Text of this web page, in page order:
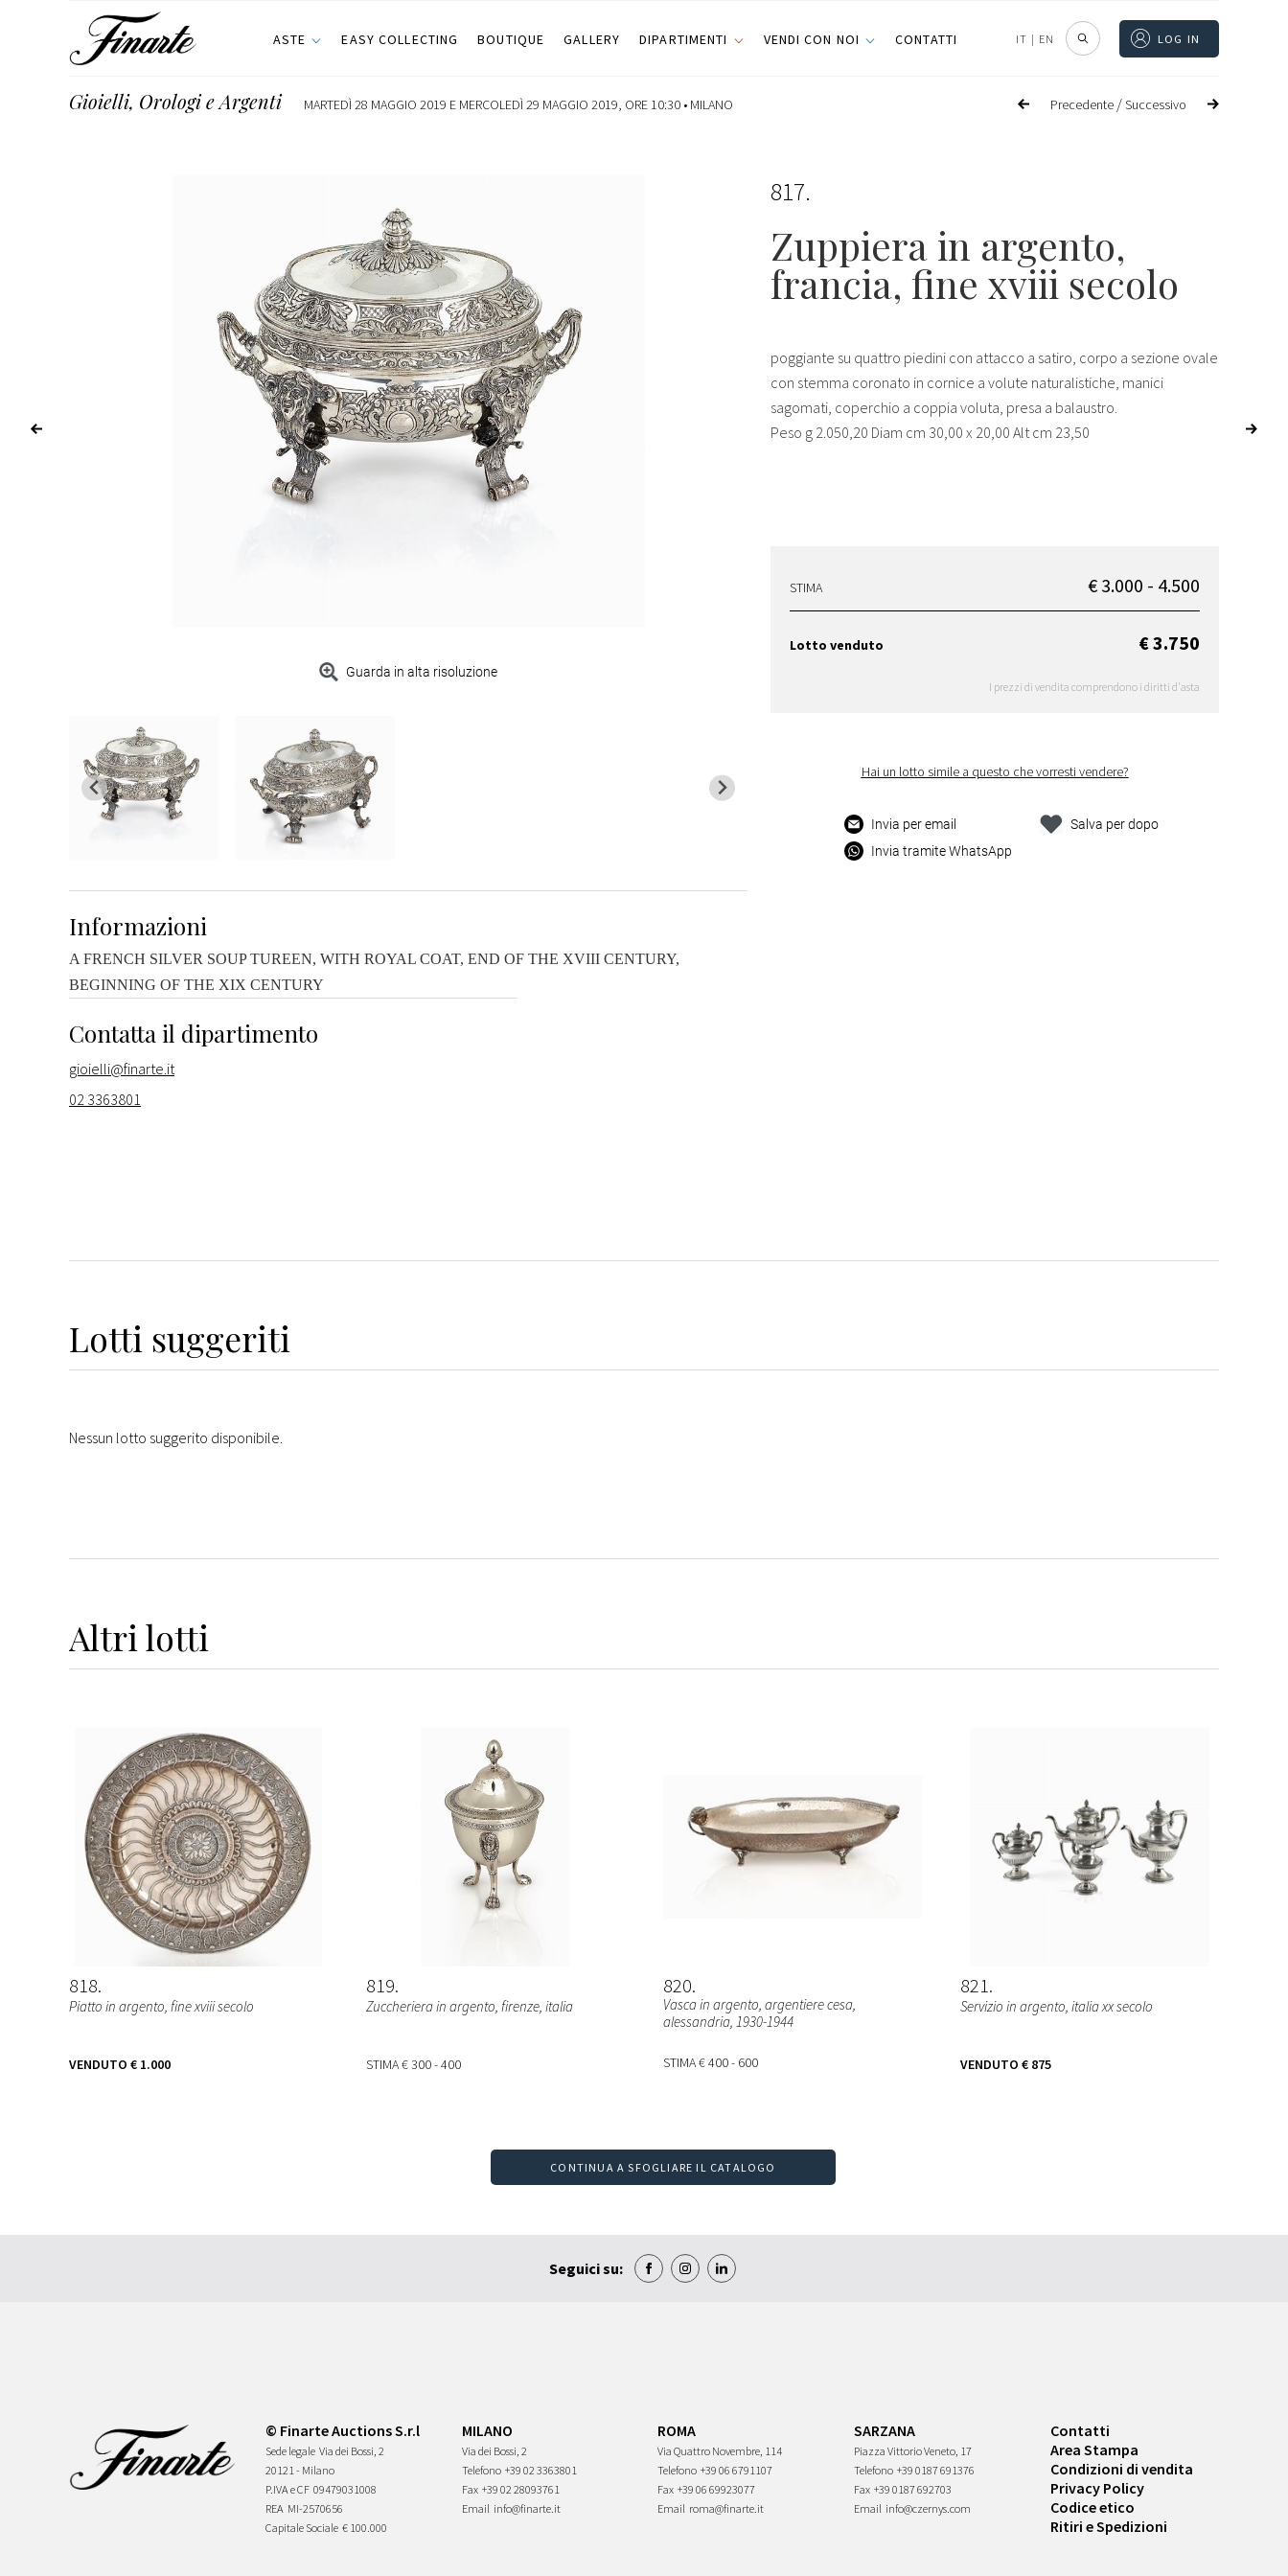
ASTE EASY COLLECTING BOUTIQUE GALLERY DIPARTIMENTI VENDI CON NOI CONTATTI IT | EN LOG IN
Precedente /Successivo
Gioielli, Orologi e Argenti MARTEDÌ 28 MAGGIO 2019 E MERCOLEDÌ 29 MAGGIO 2019, ORE 10:30 • MILANO
Guarda in alta risoluzione
817
Zuppiera in argento,
francia, fine xviii secolo
poggiante su quattro piedini con attacco a satiro, corpo a sezione ovale
con stemma coronato in cornice a volute naturalistiche, manici
sagomati, coperchio a coppia voluta, presa a balaustro.
Peso g 2.050,20 Diam cm 30,00 x 20,00 Alt cm 23,50
STIMA € 3.000 - 4.500
Lotto venduto € 3.750
I prezzi di vendita comprendono i diritti d'asta
Hai un lotto simile a questo che vorresti vendere?
Invia per email
Invia tramite WhatsApp
Salva per dopo
Informazioni
A FRENCH SILVER SOUP TUREEN, WITH ROYAL COAT, END OF THE XVIII CENTURY,
BEGINNING OF THE XIX CENTURY
Contatta il dipartimento
gioielli@finarte.it
02 3363801
Lotti suggeriti
Nessun lotto suggerito disponibile.
Altri lotti
818
Piatto in argento, fine xviii secolo
VENDUTO € 1.000
819
Zuccheriera in argento, firenze, italia
STIMA€ 300 - 400
820
Vasca in argento, argentiere cesa,
alessandria, 1930-1944
STIMA€ 400 - 600
821
Servizio in argento, italia xx secolo
VENDUTO € 875
CONTINUA A SFOGLIARE IL CATALOGO
Seguici su:
© Finarte Auctions S.r.l
Sede legale Via dei Bossi, 2
20121 - Milano
P.IVA e CF 09479031008
REA MI-2570656
Capitale Sociale € 100.000
MILANO
Via dei Bossi, 2
Telefono +39 02 3363801
Fax +39 02 28093761
Email info@finarte.it
ROMA
Via Quattro Novembre, 114
Telefono +39 06 6791107
Fax +39 06 69923077
Email roma@finarte.it
SARZANA
Piazza Vittorio Veneto, 17
Telefono +39 0187 691376
Fax +39 0187 692703
Email info@czernys.com
Contatti
Area Stampa
Condizioni di vendita
Privacy Policy
Codice etico
Ritiri e Spedizioni